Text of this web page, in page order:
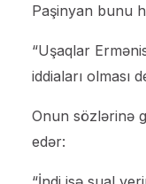
Paşinyan bunu
“Uşaqlar
iddiaları olması
Onun sözlərinə
edər: